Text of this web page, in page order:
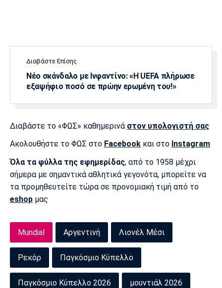
Διαβάστε Επίσης
Νέο σκάνδαλο με Ινφαντίνο: «Η UEFA πλήρωσε
εξαψήφιο ποσό σε πρώην ερωμένη του!»
Διαβάστε το «ΦΩΣ» καθημερινά στον υπολογιστή σας
Ακολουθήστε το ΦΩΣ στο Facebook και στο Instagram
Όλα τα φύλλα της εφημερίδας, από το 1958 μέχρι
σήμερα με σημαντικά αθλητικά γεγονότα, μπορείτε να
τα προμηθευτείτε τώρα σε προνομιακή τιμή από το
eshop μας
Mundial Αργεντινή Λιονέλ Μέσι
Ρεκόρ Παγκόσμιο Κύπελλο
Παγκόσμιο Κύπελλο 2026 μουντιάλ 2026